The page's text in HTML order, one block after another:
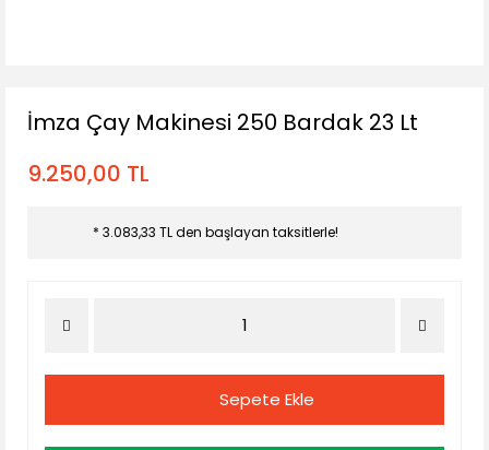
İmza Çay Makinesi 250 Bardak 23 Lt
9.250,00 TL
* 3.083,33 TL den başlayan taksitlerle!
Sepete Ekle